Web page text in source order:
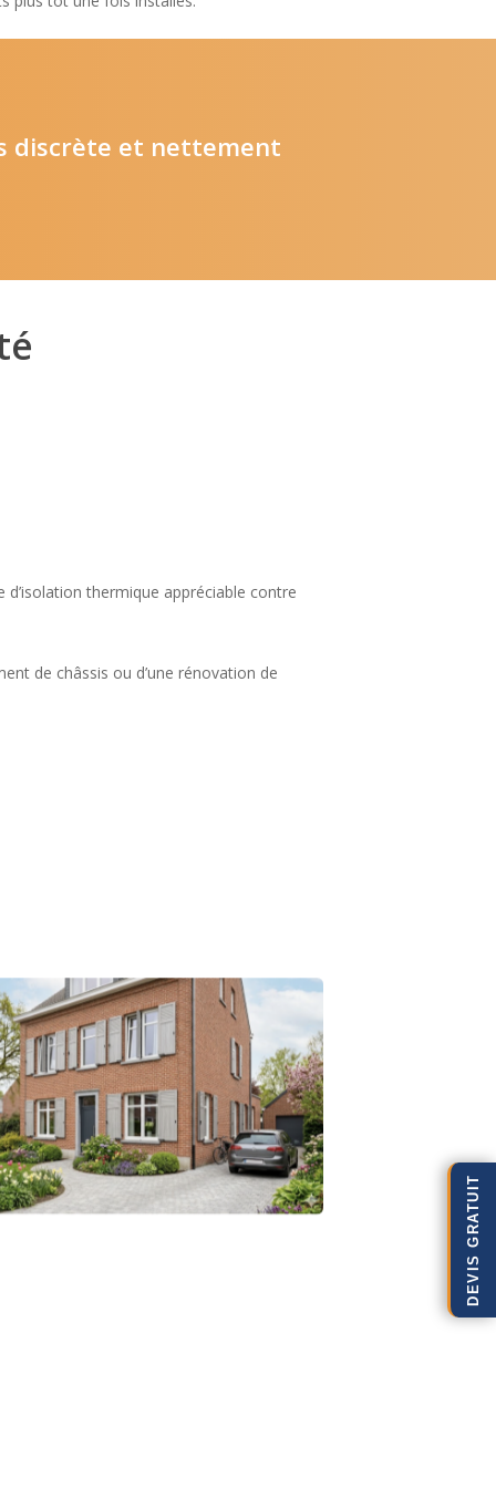
discrète et nettement
d’isolation thermique appréciable contre
de châssis ou d’une rénovation de
DEVIS GRATUIT